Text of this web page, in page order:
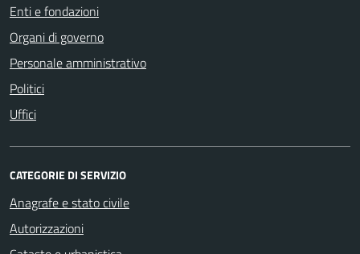
Enti e fondazioni
Organi di governo
Personale amministrativo
Politici
Uffici
CATEGORIE DI SERVIZIO
Anagrafe e stato civile
Autorizzazioni